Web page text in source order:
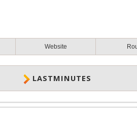
Website
LASTMINUTES